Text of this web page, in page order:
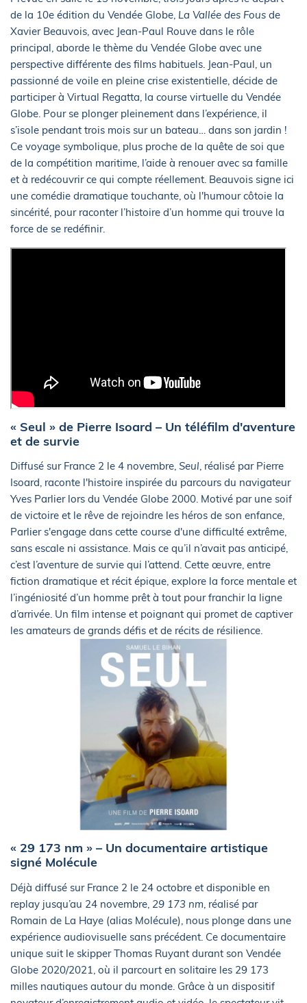
de la 10e édition du Vendée Globe, La Vallée des Fous de
Xavier Beauvois, avec Jean-Paul Rouve dans le rôle
principal, aborde le thème du Vendée Globe avec une
perspective différente des films habituels. Jean-Paul, un
passionné de voile en pleine crise existentielle, décide de
participer à Virtual Regatta, la course virtuelle du Vendée
Globe. Pour se plonger pleinement dans l’expérience, il
s’isole pendant trois mois sur un bateau… dans son jardin !
Ce voyage symbolique, plus proche de la quête de soi que
de la compétition maritime, l’aide à renouer avec sa famille
et à redécouvrir ce qui compte réellement. Beauvois signe ici
une comédie dramatique touchante, où l'humour côtoie la
sincérité, pour raconter l’histoire d’un homme qui trouve la
force de se redéfinir.
« Seul » de Pierre Isoard – Un téléfilm d'aventure
et de survie
Diffusé sur France 2 le 4 novembre, Seul, réalisé par Pierre
Isoard, raconte l'histoire inspirée du parcours du navigateur
Yves Parlier lors du Vendée Globe 2000. Motivé par une soif
de victoire et le rêve de rejoindre les héros de son enfance,
Parlier s'engage dans cette course d'une difficulté extrême,
sans escale ni assistance. Mais ce qu’il n’avait pas anticipé,
c’est l’aventure de survie qui l’attend. Cette œuvre, entre
fiction dramatique et récit épique, explore la force mentale et
l’ingéniosité d’un homme prêt à tout pour franchir la ligne
d’arrivée. Un film intense et poignant qui promet de captiver
les amateurs de grands défis et de récits de résilience.
« 29 173 nm » – Un documentaire artistique
signé Molécule
Déjà diffusé sur France 2 le 24 octobre et disponible en
replay jusqu’au 24 novembre, 29 173 nm , réalisé par
Romain de La Haye (alias Molécule), nous plonge dans une
expérience audiovisuelle sans précédent. Ce documentaire
unique suit le skipper Thomas Ruyant durant son Vendée
Globe 2020/2021, où il parcourt en solitaire les 29 173
milles nautiques autour du monde. Grâce à un dispositif